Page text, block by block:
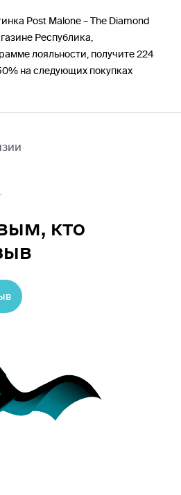
Post Malone – The Diamond
Республика,
лояльности, получите 224
на следующих покупках
кто